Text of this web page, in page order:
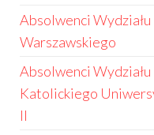
Absolwenci
Warszawskiego
Absolwenci
Katolickiego
II